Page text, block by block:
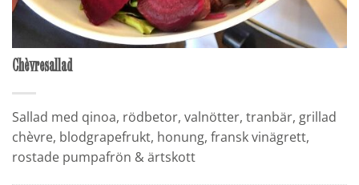
Chèvresallad
Sallad med qinoa, rödbetor, valnötter, tranbär, grillad
chèvre, blodgrapefrukt, honung, fransk vinägrett,
rostade pumpafrön & ärtskott